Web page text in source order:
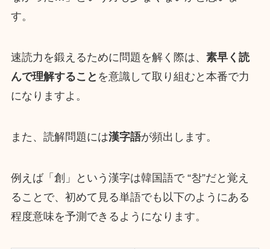
す。
速読力を鍛えるために問題を解く際は、 素早く読
んで理解すること を意識して取り組むと本番で力
になりますよ。
また、読解問題には漢字語が頻出します。
例えば「創」という漢字は韓国語で “창”だと覚え
ることで、初めて見る単語でも以下のようにある
程度意味を予測できるようになります。